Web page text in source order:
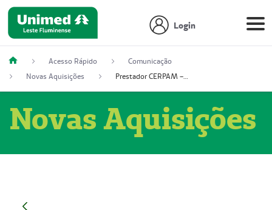
Login
Acesso Rápido
Comunicação
Novas Aquisições
Prestador CERPAM – Centro de Reabilitação S/S Ltda-ME (52004274-8)
Novas Aquisições